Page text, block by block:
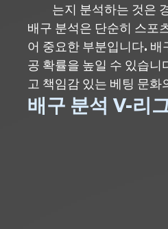
는지 분석하는 것은
배구 분석은 단순히 스포
어 중요한 부분입니다.
공 확률을 높일 수 있습
고 책임감 있는 베팅 문
배구 분석 V-리